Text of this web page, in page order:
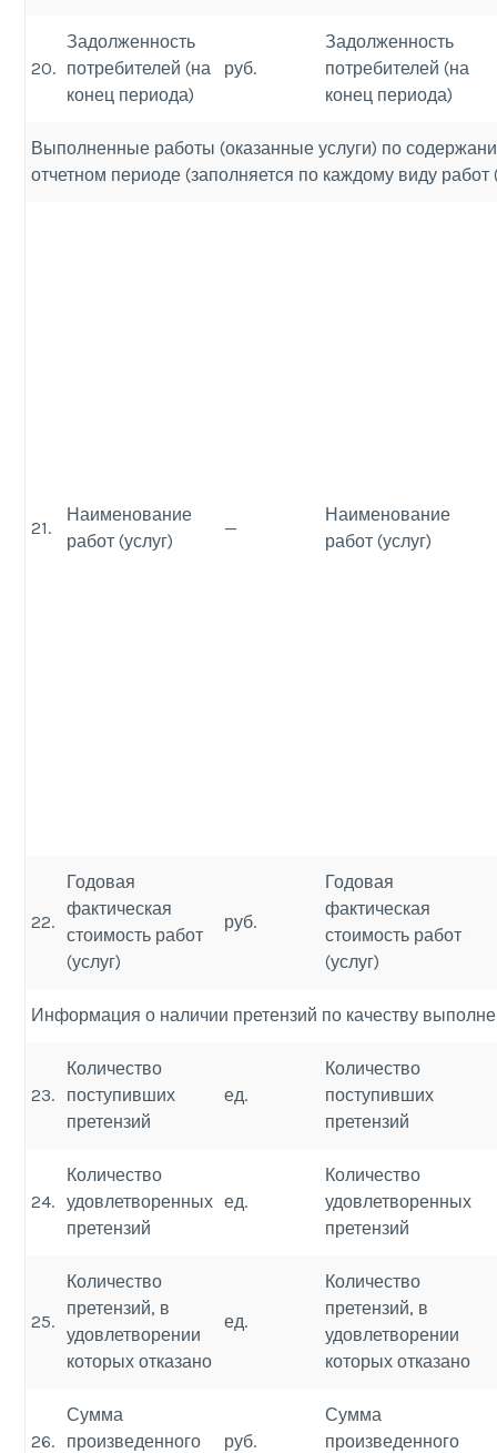
20.
Задолженность
потребителей (на
конец периода)
руб.
Задолженность
потребителей (на
конец периода)
Выполненные работы (оказанные услуги) по
отчетном периоде (заполняется по каждому виду работ
21.
Наименование
работ (услуг)
—
Наименование
работ (услуг)
22.
Годовая
фактическая
стоимость работ
(услуг)
руб.
Годовая
фактическая
стоимость работ
(услуг)
Информация о наличии претензий по качеству
23.
Количество
поступивших
претензий
ед.
Количество
поступивших
претензий
24.
Количество
удовлетворенных
претензий
ед.
Количество
удовлетворенных
претензий
25.
Количество
претензий, в
удовлетворении
которых отказано
ед.
Количество
претензий, в
удовлетворении
которых отказано
26.
Сумма
произведенного
руб.
Сумма
произведенного